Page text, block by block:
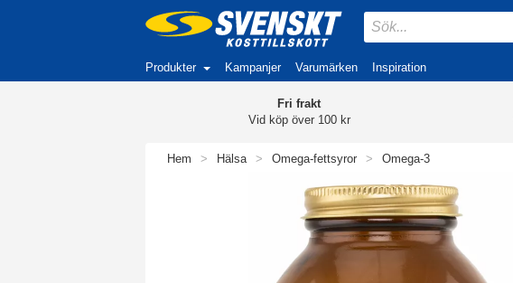
Produkter Kampanjer Varumärken Inspiration
Fri frakt
Vid köp över 100 kr
Hem > Hälsa > Omega-fettsyror > Omega-3